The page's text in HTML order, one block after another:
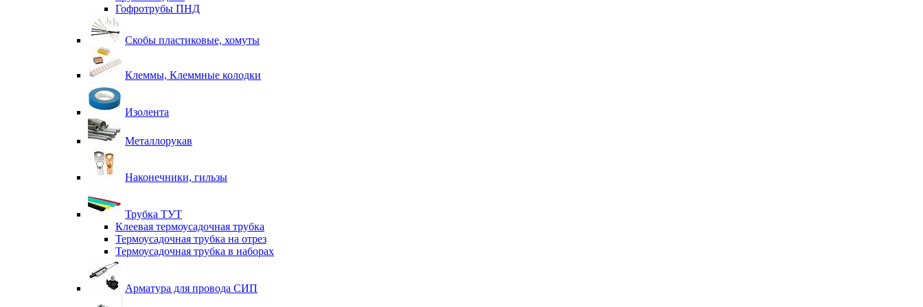
Гофротрубы ПНД
Скобы пластиковые, хомуты
Клеммы, Клеммные колодки
Изолента
Металлорукав
Наконечники, гильзы
Трубка ТУТ
Клеевая термоусадочная трубка
Термоусадочная трубка на отрез
Термоусадочная трубка в наборах
Арматура для провода СИП